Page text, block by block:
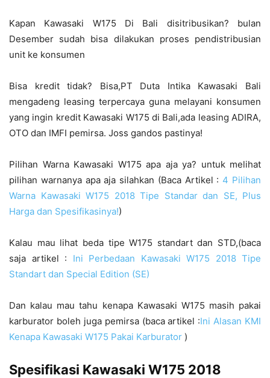
Kapan Kawasaki W175 Di Bali disitribusikan? bulan
Desember sudah bisa dilakukan proses pendistribusian
unit ke konsumen
Bisa kredit tidak? Bisa,PT Duta Intika Kawasaki Bali
mengadeng leasing terpercaya guna melayani konsumen
yang ingin kredit Kawasaki W175 di Bali,ada leasing ADIRA,
OTO dan IMFI pemirsa. Joss gandos pastinya!
Pilihan Warna Kawasaki W175 apa aja ya? untuk melihat
pilihan warnanya apa aja silahkan (Baca Artikel : 4 Pilihan
Warna Kawasaki W175 2018 Tipe Standar dan SE, Plus
Harga dan Spesifikasinya!)
Kalau mau lihat beda tipe W175 standart dan STD,(baca
saja artikel : Ini Perbedaan Kawasaki W175 2018 Tipe
Standart dan Special Edition (SE)
Dan kalau mau tahu kenapa Kawasaki W175 masih pakai
karburator boleh juga pemirsa (baca artikel :Ini Alasan KMI
Kenapa Kawasaki W175 Pakai Karburator )
Spesifikasi Kawasaki W175 2018